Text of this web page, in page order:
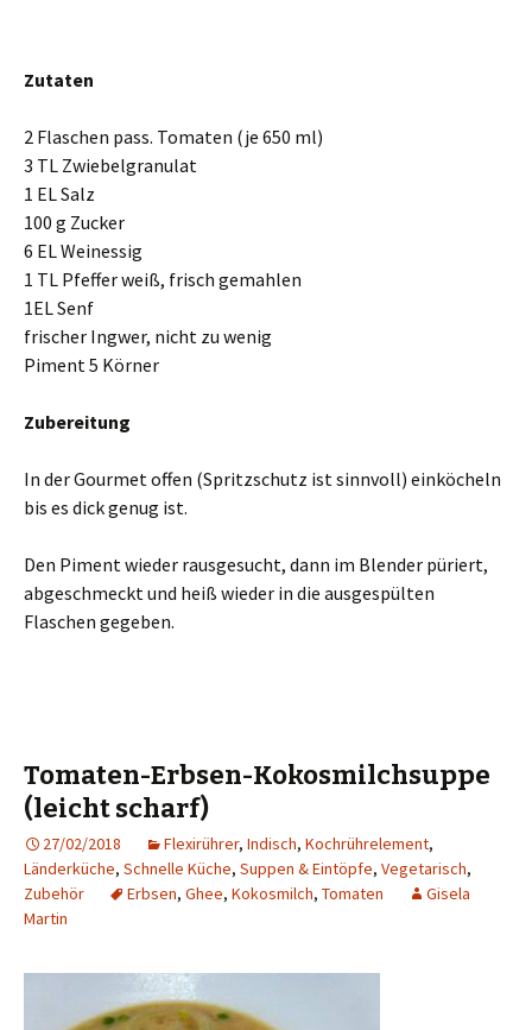
Zutaten
2 Flaschen pass. Tomaten (je 650 ml)
3 TL Zwiebelgranulat
1 EL Salz
100 g Zucker
6 EL Weinessig
1 TL Pfeffer weiß, frisch gemahlen
1EL Senf
frischer Ingwer, nicht zu wenig
Piment 5 Körner
Zubereitung
In der Gourmet offen (Spritzschutz ist sinnvoll) einköcheln
bis es dick genug ist.
Den Piment wieder rausgesucht, dann im Blender püriert,
abgeschmeckt und heiß wieder in die ausgespülten
Flaschen gegeben.
Tomaten-Erbsen-Kokosmilchsuppe
(leicht scharf)
27/02/2018 Flexirührer, Indisch, Kochrührelement,
Länderküche, Schnelle Küche, Suppen & Eintöpfe, Vegetarisch,
Zubehör
Erbsen, Ghee, Kokosmilch, Tomaten
Gisela
Martin